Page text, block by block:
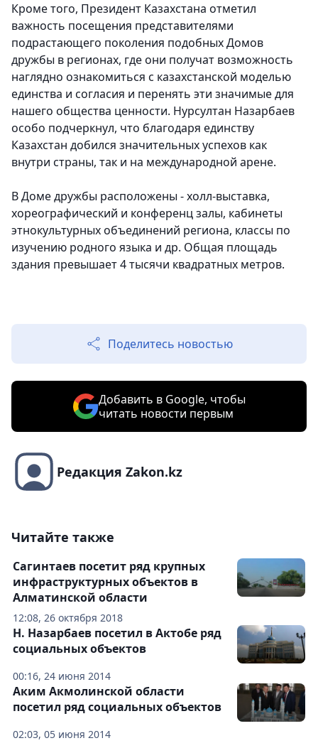
Кроме того, Президент Казахстана отметил
важность посещения представителями
подрастающего поколения подобных Домов
дружбы в регионах, где они получат возможность
наглядно ознакомиться с казахстанской моделью
единства и согласия и перенять эти значимые для
нашего общества ценности. Нурсултан Назарбаев
особо подчеркнул, что благодаря единству
Казахстан добился значительных успехов как
внутри страны, так и на международной арене.
В Доме дружбы расположены - холл-выставка,
хореографический и конференц залы, кабинеты
этнокультурных объединений региона, классы по
изучению родного языка и др. Общая площадь
здания превышает 4 тысячи квадратных метров.
Поделитесь новостью
Добавить в Google, чтобы
читать новости первым
Редакция Zakon.kz
Читайте также
12:08, 26 октября 2018
Сагинтаев посетит ряд крупных
инфраструктурных объектов в
Алматинской области
00:16, 24 июня 2014
Н. Назарбаев посетил в Актобе ряд
социальных объектов
02:03, 05 июня 2014
Аким Акмолинской области
посетил ряд социальных объектов